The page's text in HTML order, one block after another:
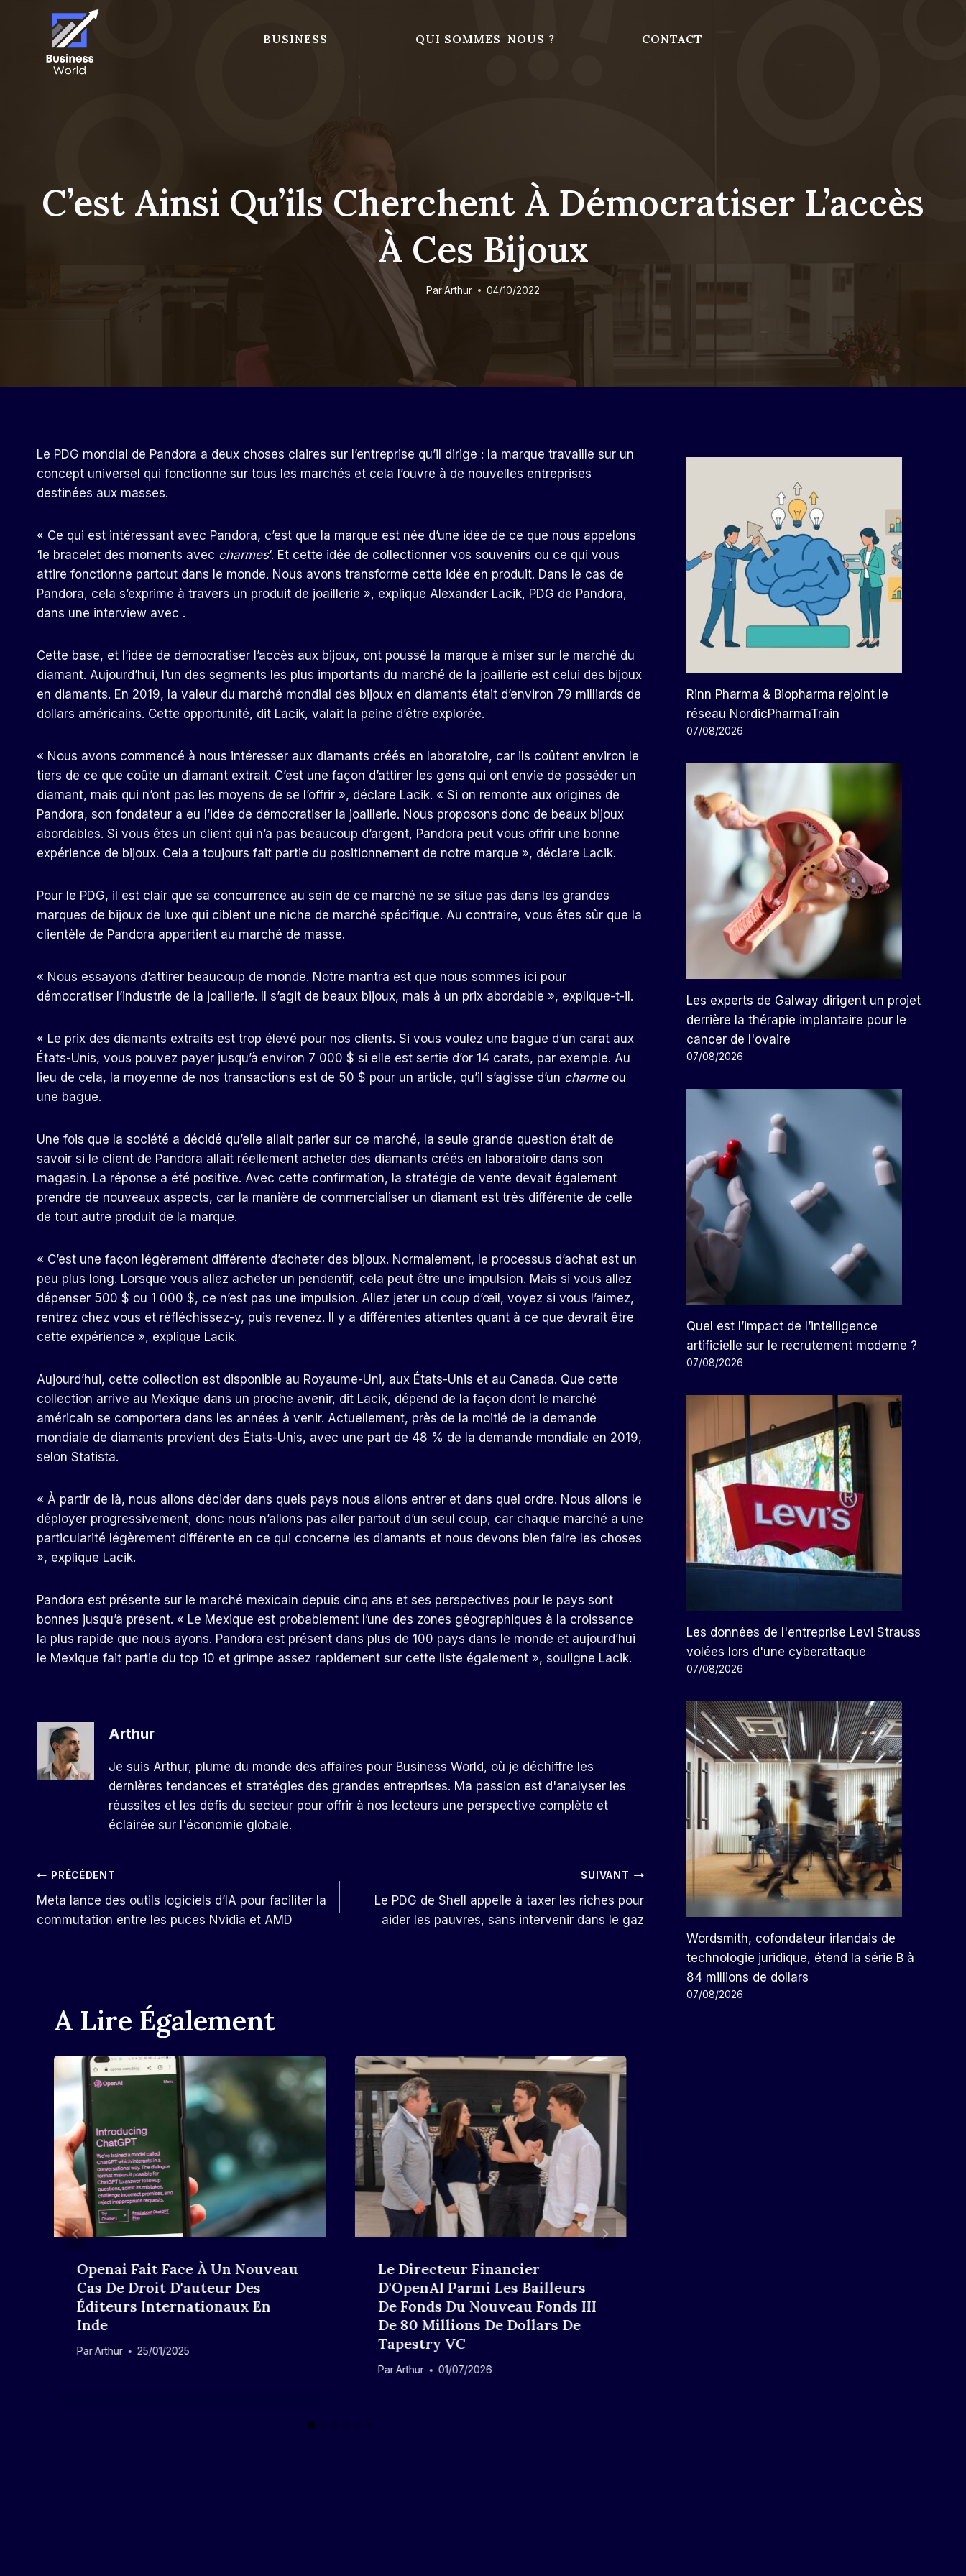
BUSINESS QUI SOMMES-NOUS ? CONTACT
C’est Ainsi Qu’ils Cherchent À Démocratiser L’accès
À Ces Bijoux
ParArthur 04/10/2022
Le PDG mondial de Pandora a deux choses claires sur l’entreprise qu’il dirige : la marque travaille sur un
concept universel qui fonctionne sur tous les marchés et cela l’ouvre à de nouvelles entreprises
destinées aux masses.
« Ce qui est intéressant avec Pandora, c’est que la marque est née d’une idée de ce que nous appelons
‘le bracelet des moments avec charmes‘. Et cette idée de collectionner vos souvenirs ou ce qui vous
attire fonctionne partout dans le monde. Nous avons transformé cette idée en produit. Dans le cas de
Pandora, cela s’exprime à travers un produit de joaillerie », explique Alexander Lacik, PDG de Pandora,
dans une interview avec .
Cette base, et l’idée de démocratiser l’accès aux bijoux, ont poussé la marque à miser sur le marché du
diamant. Aujourd’hui, l’un des segments les plus importants du marché de la joaillerie est celui des bijoux
en diamants. En 2019, la valeur du marché mondial des bijoux en diamants était d’environ 79 milliards de
dollars américains. Cette opportunité, dit Lacik, valait la peine d’être explorée.
« Nous avons commencé à nous intéresser aux diamants créés en laboratoire, car ils coûtent environ le
tiers de ce que coûte un diamant extrait. C’est une façon d’attirer les gens qui ont envie de posséder un
diamant, mais qui n’ont pas les moyens de se l’offrir », déclare Lacik. « Si on remonte aux origines de
Pandora, son fondateur a eu l’idée de démocratiser la joaillerie. Nous proposons donc de beaux bijoux
abordables. Si vous êtes un client qui n’a pas beaucoup d’argent, Pandora peut vous offrir une bonne
expérience de bijoux. Cela a toujours fait partie du positionnement de notre marque », déclare Lacik.
Pour le PDG, il est clair que sa concurrence au sein de ce marché ne se situe pas dans les grandes
marques de bijoux de luxe qui ciblent une niche de marché spécifique. Au contraire, vous êtes sûr que la
clientèle de Pandora appartient au marché de masse.
« Nous essayons d’attirer beaucoup de monde. Notre mantra est que nous sommes ici pour
démocratiser l’industrie de la joaillerie. Il s’agit de beaux bijoux, mais à un prix abordable », explique-t-il.
« Le prix des diamants extraits est trop élevé pour nos clients. Si vous voulez une bague d’un carat aux
États-Unis, vous pouvez payer jusqu’à environ 7 000 $ si elle est sertie d’or 14 carats, par exemple. Au
lieu de cela, la moyenne de nos transactions est de 50 $ pour un article, qu’il s’agisse d’un charme ou
une bague.
Une fois que la société a décidé qu’elle allait parier sur ce marché, la seule grande question était de
savoir si le client de Pandora allait réellement acheter des diamants créés en laboratoire dans son
magasin. La réponse a été positive. Avec cette confirmation, la stratégie de vente devait également
prendre de nouveaux aspects, car la manière de commercialiser un diamant est très différente de celle
de tout autre produit de la marque.
« C’est une façon légèrement différente d’acheter des bijoux. Normalement, le processus d’achat est un
peu plus long. Lorsque vous allez acheter un pendentif, cela peut être une impulsion. Mais si vous allez
dépenser 500 $ ou 1 000 $, ce n’est pas une impulsion. Allez jeter un coup d’œil, voyez si vous l’aimez,
rentrez chez vous et réfléchissez-y, puis revenez. Il y a différentes attentes quant à ce que devrait être
cette expérience », explique Lacik.
Aujourd’hui, cette collection est disponible au Royaume-Uni, aux États-Unis et au Canada. Que cette
collection arrive au Mexique dans un proche avenir, dit Lacik, dépend de la façon dont le marché
américain se comportera dans les années à venir. Actuellement, près de la moitié de la demande
mondiale de diamants provient des États-Unis, avec une part de 48 % de la demande mondiale en 2019,
selon Statista.
« À partir de là, nous allons décider dans quels pays nous allons entrer et dans quel ordre. Nous allons le
déployer progressivement, donc nous n’allons pas aller partout d’un seul coup, car chaque marché a une
particularité légèrement différente en ce qui concerne les diamants et nous devons bien faire les choses
», explique Lacik.
Pandora est présente sur le marché mexicain depuis cinq ans et ses perspectives pour le pays sont
bonnes jusqu’à présent. « Le Mexique est probablement l’une des zones géographiques à la croissance
la plus rapide que nous ayons. Pandora est présent dans plus de 100 pays dans le monde et aujourd’hui
le Mexique fait partie du top 10 et grimpe assez rapidement sur cette liste également », souligne Lacik.
Arthur
Je suis Arthur, plume du monde des affaires pour Business World, où je déchiffre les
dernières tendances et stratégies des grandes entreprises. Ma passion est d'analyser les
réussites et les défis du secteur pour offrir à nos lecteurs une perspective complète et
éclairée sur l'économie globale.
Navigation
De
PRÉCÉDENT
Meta lance des outils logiciels d’IA pour faciliter la
commutation entre les puces Nvidia et AMD
SUIVANT
Le PDG de Shell appelle à taxer les riches pour
aider les pauvres, sans intervenir dans le gaz
A Lire Également
Openai Fait Face À Un Nouveau
Cas De Droit D'auteur Des
Éditeurs Internationaux En
Inde
ParArthur 25/01/2025
Le Directeur Financier
D'OpenAI Parmi Les Bailleurs
De Fonds Du Nouveau Fonds III
De 80 Millions De Dollars De
Tapestry VC
ParArthur 01/07/2026
Rinn Pharma & Biopharma rejoint le
réseau NordicPharmaTrain
07/08/2026
Les experts de Galway dirigent un projet
derrière la thérapie implantaire pour le
cancer de l'ovaire
07/08/2026
Quel est l’impact de l’intelligence
artificielle sur le recrutement moderne ?
07/08/2026
Les données de l'entreprise Levi Strauss
volées lors d'une cyberattaque
07/08/2026
Wordsmith, cofondateur irlandais de
technologie juridique, étend la série B à
84 millions de dollars
07/08/2026